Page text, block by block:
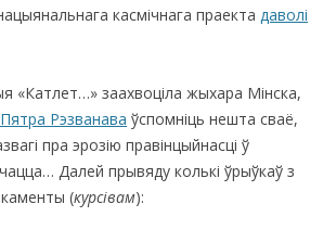
касмічнага праекта даволі
«Катлет…» заахвоціла жыхара Мінска,
Пятра Рэзванава ўспомніць нешта сваё,
пра эрозію правінцыйнасці ў
Далей прывяду колькі ўрыўкаў з
каменты (курсівам):